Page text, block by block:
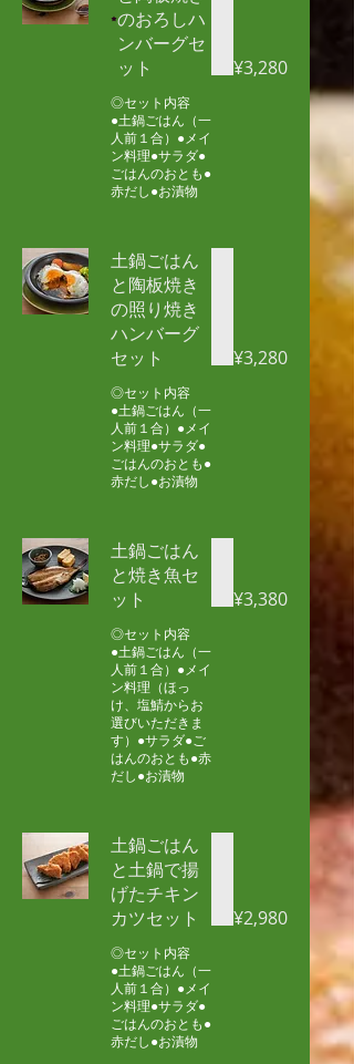
のおろしハ
ンバーグセ
ット
◎セット内容
●土鍋ごはん（一
人前１合）●メイ
ン料理●サラダ●
ごはんのおとも●
赤だし●お漬物
¥3,280
土鍋ごはん
と陶板焼き
の照り焼き
ハンバーグ
セット
◎セット内容
●土鍋ごはん（一
人前１合）●メイ
ン料理●サラダ●
ごはんのおとも●
赤だし●お漬物
¥3,280
土鍋ごはん
と焼き魚セ
ット
◎セット内容
●土鍋ごはん（一
人前１合）●メイ
ン料理（ほっ
け、塩鯖からお
選びいただきま
す）●サラダ●ご
はんのおとも●赤
だし●お漬物
¥3,380
土鍋ごはん
と土鍋で揚
げたチキン
カツセット
◎セット内容
●土鍋ごはん（一
人前１合）●メイ
ン料理●サラダ●
ごはんのおとも●
赤だし●お漬物
¥2,980